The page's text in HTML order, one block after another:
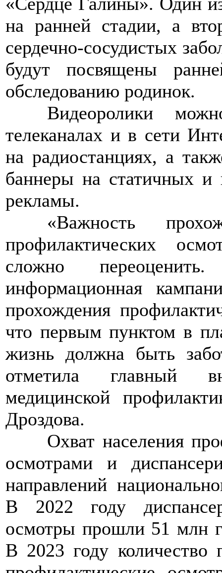
на ранней стадии, а
сердечно-сосудистых
будут посвящены
обследованию родинок.
Видеоролики
телеканалах и в сети
на радиостанциях, а
баннеры на статичных и
рекламы.
«Важность
профилактических
сложно
информационная
прохождения
что первым пунктом в
жизнь должна быть
отметила главный
медицинской
Дроздова.
Охват населения
осмотрами и
направлений
В 2022 году
осмотры прошли 51 млн
В 2023 году количество